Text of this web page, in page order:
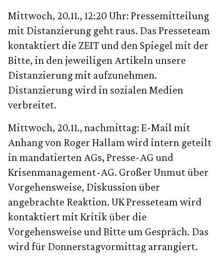
Mittwoch, 20.11., 12:20 Uhr: Pressemitteilung
mit Distanzierung geht raus. Das Presseteam
kontaktiert die ZEIT und den Spiegel mit der
Bitte, in den jeweiligen Artikeln unsere
Distanzierung mit aufzunehmen.
Distanzierung wird in sozialen Medien
verbreitet.
Mittwoch, 20.11., nachmittag: E-Mail mit
Anhang von Roger Hallam wird intern geteilt
in mandatierten AGs, Presse-AG und
Krisenmanagement-AG. Großer Unmut über
Vorgehensweise, Diskussion über
angebrachte Reaktion. UK Presseteam wird
kontaktiert mit Kritik über die
Vorgehensweise und Bitte um Gespräch. Das
wird für Donnerstagvormittag arrangiert.